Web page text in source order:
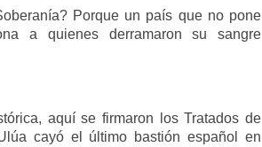
Porque un país que no pone
a quienes derramaron su sangre
aquí se firmaron los Tratados de
cayó el último bastión español en